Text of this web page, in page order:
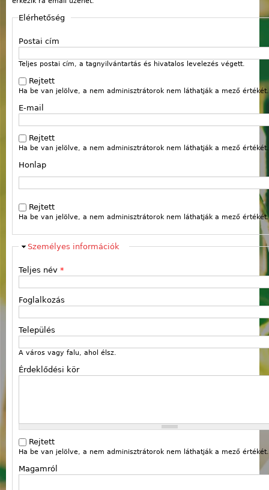
Elérhetőség
Postai cím
Teljes postai cím, a tagnyilvántartás és hivatalos levelezés végett.
Rejtett
Ha be van jelölve, a nem adminisztrátorok nem láthatják a mező értékét.
E-mail
Rejtett
Ha be van jelölve, a nem adminisztrátorok nem láthatják a mező értékét.
Honlap
Rejtett
Ha be van jelölve, a nem adminisztrátorok nem láthatják a mező értékét.
Elrejt
Személyes információk
Teljes név *
Foglalkozás
Település
A város vagy falu, ahol élsz.
Érdeklődési kör
Rejtett
Ha be van jelölve, a nem adminisztrátorok nem láthatják a mező értékét.
Magamról